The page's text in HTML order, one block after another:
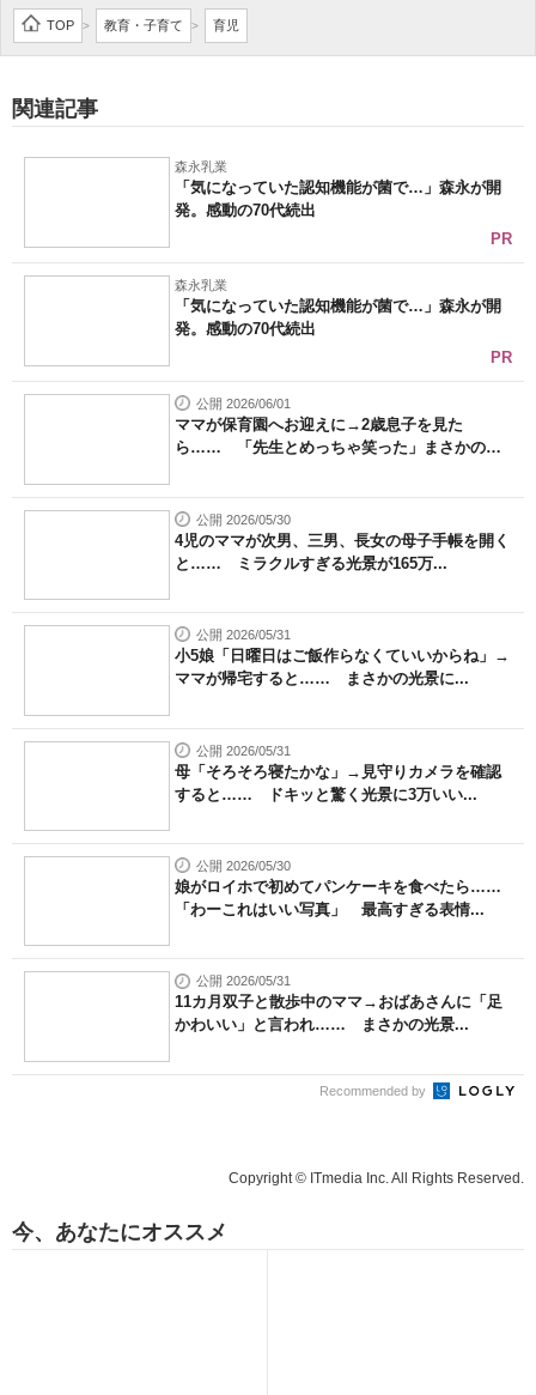
TOP > 教育・子育て > 育児
関連記事
森永乳業
「気になっていた認知機能が菌で…」森永が開
発。感動の70代続出
PR
森永乳業
「気になっていた認知機能が菌で…」森永が開
発。感動の70代続出
PR
公開 2026/06/01
ママが保育園へお迎えに→2歳息子を見た
ら…… 「先生とめっちゃ笑った」まさかの
公開 2026/05/30
4児のママが次男、三男、長女の母子手帳を開く
と…… ミラクルすぎる光景が165万...
公開 2026/05/31
小5娘「日曜日はご飯作らなくていいからね」→
ママが帰宅すると…… まさかの光景に...
公開 2026/05/31
母「そろそろ寝たかな」→見守りカメラを確認
すると…… ドキッと驚く光景に3万いい...
公開 2026/05/30
娘がロイホで初めてパンケーキを食べたら……
「わーこれはいい写真」 最高すぎる表情...
公開 2026/05/31
11カ月双子と散歩中のママ→おばあさんに「足
かわいい」と言われ…… まさかの光景...
Recommended by
Copyright © ITmedia Inc. All Rights Reserved.
今、あなたにオススメ